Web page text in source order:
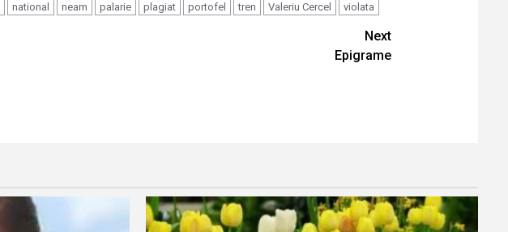
national neam palarie plagiat portofel tren Valeriu Cercel violata
Next
Epigrame